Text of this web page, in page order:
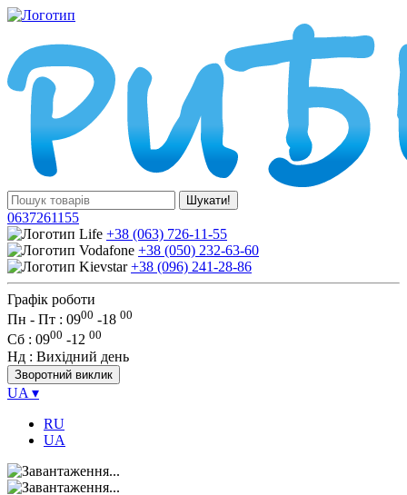
Шукати!
0637261155
+38 (063) 726-11-55
+38 (050) 232-63-60
+38 (096) 241-28-86
Графік роботи
Пн - Пт : 0900 -18 00
Сб : 0900 -12 00
Нд : Вихідний день
Зворотний виклик
UA ▾
RU
UA